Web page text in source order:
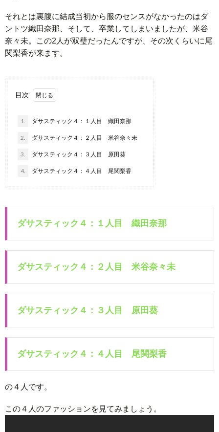
それとは裏腹に結成当初から服のセンスがなかったのはダ
ントツ織田奈那、そして、卒業してしまいましたが、米谷
奈々未。この2人が双璧だったんですが、その次くらいに尾
関梨香が来ます。
目次
1. ダサスティック４：１人目 織田奈那
2. ダサスティック４：２人目 米谷奈々未
3. ダサスティック４：３人目 原田葵
4. ダサスティック４：４人目 尾関梨香
ダサスティック４：１人目 織田奈那
ダサスティック４：２人目 米谷奈々未
ダサスティック４：３人目 原田葵
ダサスティック４：４人目 尾関梨香
の４人です。
この４人のファッションを見てみましょう。